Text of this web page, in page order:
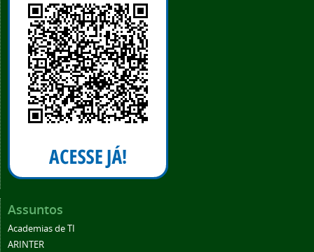
Assuntos
Academias de TI
ARINTER